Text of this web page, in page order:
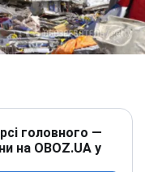
головного —
на OBOZ.UA у